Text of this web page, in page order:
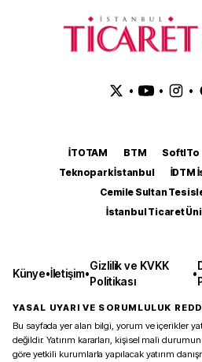
• • •
İTOTAM BTM SoftITo
Teknopark İstanbul
İDTM
Cemile Sultan
İstanbul Ticaret
Künye•İletişim•
Gizlilik ve KVKK
Politikası
•
YASAL UYARI VE SORUMLULUK
Bu sayfada yer alan bilgi, yorum ve içerikler
değildir. Yatırım kararları, kişisel mali
göre yetkili kurumlarla yapılacak yatırım